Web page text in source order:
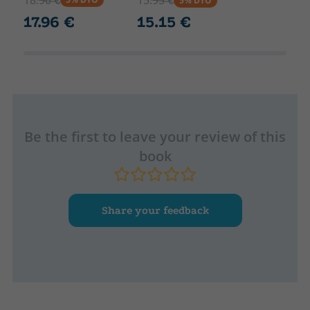
lectura *alimenta la imaginación y estimula el poder de
concentración y de observación al tener que resolver los
17.96 € 15.15 €
Be the first to leave your review of this
book
Share your feedback